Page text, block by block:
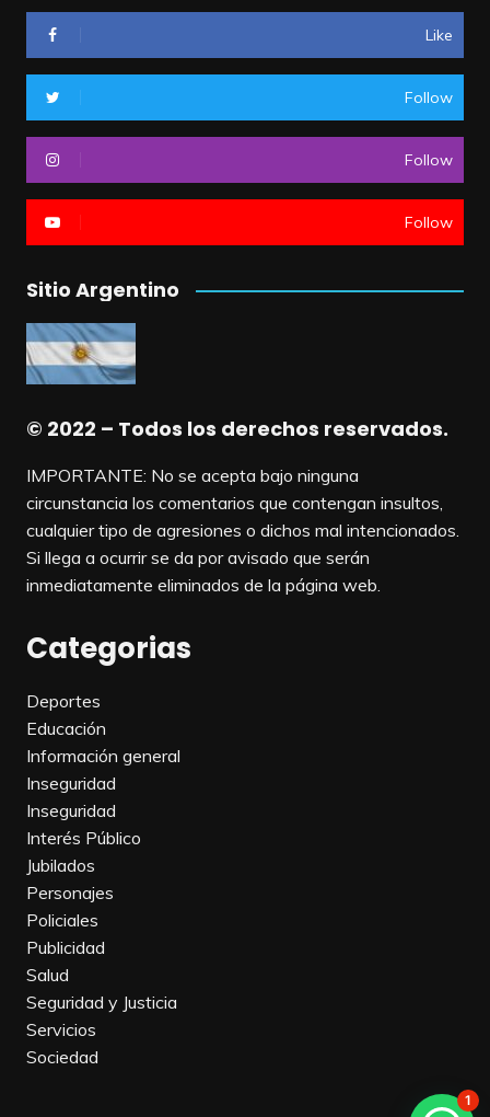
Like
Follow
Follow
Follow
Sitio Argentino
© 2022 – Todos los derechos reservados.
IMPORTANTE: No se acepta bajo ninguna
circunstancia los comentarios que contengan insultos,
cualquier tipo de agresiones o dichos mal intencionados.
Si llega a ocurrir se da por avisado que serán
inmediatamente eliminados de la página web.
Categorias
Deportes
Educación
Información general
Inseguridad
Inseguridad
Interés Público
Jubilados
Personajes
Policiales
Publicidad
Salud
Seguridad y Justicia
Servicios
Sociedad
1